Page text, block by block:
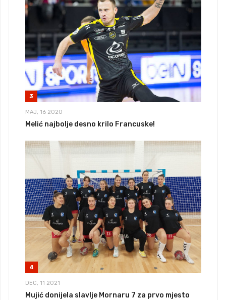
3
MAJ, 16 2020
Melić najbolje desno krilo Francuske!
4
DEC, 11 2021
Mujić donijela slavlje Mornaru 7 za prvo mjesto